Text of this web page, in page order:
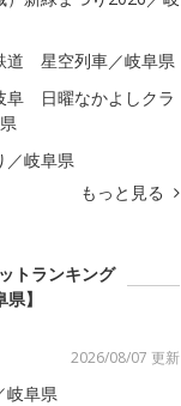
道 星空列車／岐阜県
阜 日曜なかよしクラ
／岐阜県
もっと見る
トランキング
県】
2026/08/07 更新
岐阜県